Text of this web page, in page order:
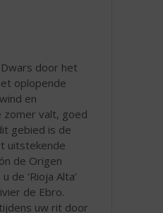
door het
oplopende
en
zomer valt, goed
gebied is de
uitstekende
de Origen
de ‘Rioja Alta’
de Ebro.
uw rit door